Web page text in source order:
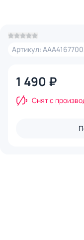
Артикул:
1 490 ₽
Снят с